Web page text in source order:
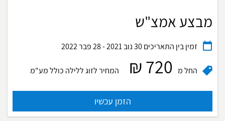
מבצע אמצ"ש
זמין בין התאריכים
החל מ 720 ₪ המחיר לזוג ללילה כולל מע"מ
הזמן עכשיו